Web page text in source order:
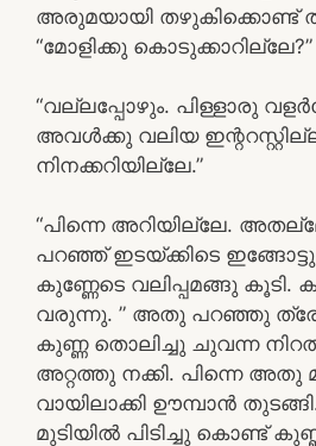
അരുമയായി തഴുകിക്കൊണ്ട്
“മോളിക്കു കൊടുക്കാറില്ലേ?”
“വല്ലപ്പോഴും. പിള്ളാരു
അവൾക്കു വലിയ
നിനക്കറിയില്ലേ.”
“പിന്നെ അറിയില്ലേ.
പറഞ്ഞ് ഇടയ്ക്കിടെ
കുണ്ണേടെ വലിപ്പമങ്ങു കൂടി.
വരുന്നു. ” അതു പറഞ്ഞു
കുണ്ണ തൊലിച്ചു ചുവന്ന
അറ്റത്തു നക്കി. പിന്നെ
വായിലാക്കി ഊമ്പാൻ
മുടിയിൽ പിടിച്ചു കൊണ്ട്